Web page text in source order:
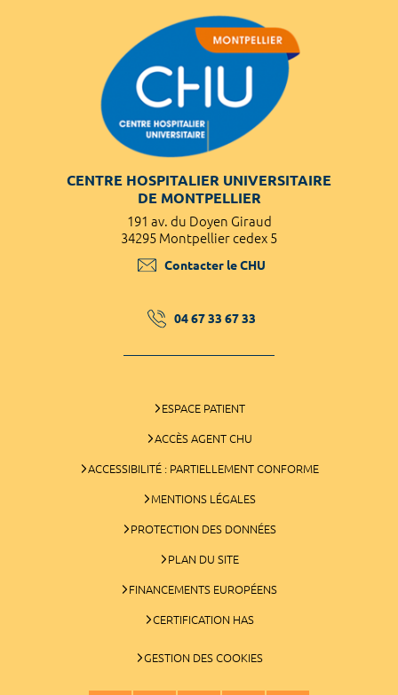
CENTRE HOSPITALIER UNIVERSITAIRE
DE MONTPELLIER
191 av. du Doyen Giraud
34295 Montpellier cedex 5
Contacter le CHU
04 67 33 67 33
ESPACE PATIENT
ACCÈS AGENT CHU
ACCESSIBILITÉ : PARTIELLEMENT CONFORME
MENTIONS LÉGALES
PROTECTION DES DONNÉES
PLAN DU SITE
FINANCEMENTS EUROPÉENS
CERTIFICATION HAS
GESTION DES COOKIES